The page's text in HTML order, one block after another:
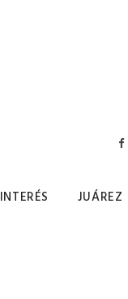
INTERÉS JUÁREZ